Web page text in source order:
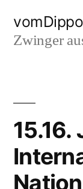
InhaltZwinger
15.16.